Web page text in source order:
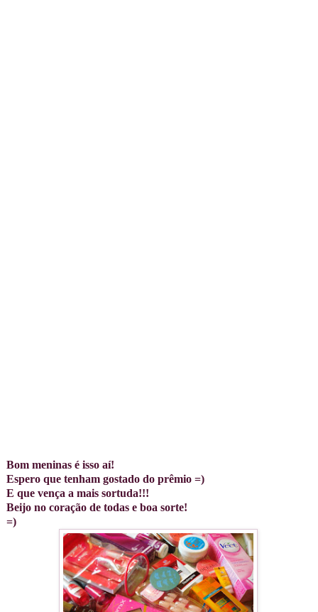
Bom meninas é isso aí!
Espero que tenham gostado do prêmio =)
E que vença a mais sortuda!!!
Beijo no coração de todas e boa sorte!
=)